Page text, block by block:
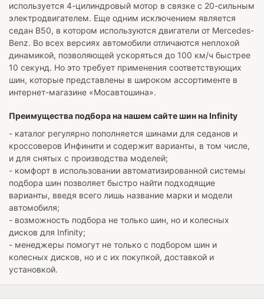
используется 4-цилиндровый мотор в связке с 20-сильным
электродвигателем. Еще одним исключением является
седан B50, в котором используются двигатели от Mercedes-
Benz. Во всех версиях автомобили отличаются неплохой
динамикой, позволяющей ускоряться до 100 км/ч быстрее
10 секунд. Но это требует применения соответствующих
шин, которые представлены в широком ассортименте в
интернет-магазине «Мосавтошина».
Преимущества подбора на нашем сайте шин на Infinity
- каталог регулярно пополняется шинами для седанов и
кроссоверов Инфинити и содержит варианты, в том числе,
и для снятых с производства моделей;
- комфорт в использовании автоматизированной системы
подбора шин позволяет быстро найти подходящие
варианты, введя всего лишь название марки и модели
автомобиля;
- возможность подбора не только шин, но и колесных
дисков для Infinity;
- менеджеры помогут не только с подбором шин и
колесных дисков, но и с их покупкой, доставкой и
установкой.